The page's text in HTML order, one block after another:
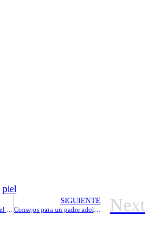
piel
SIGUIENTE Next